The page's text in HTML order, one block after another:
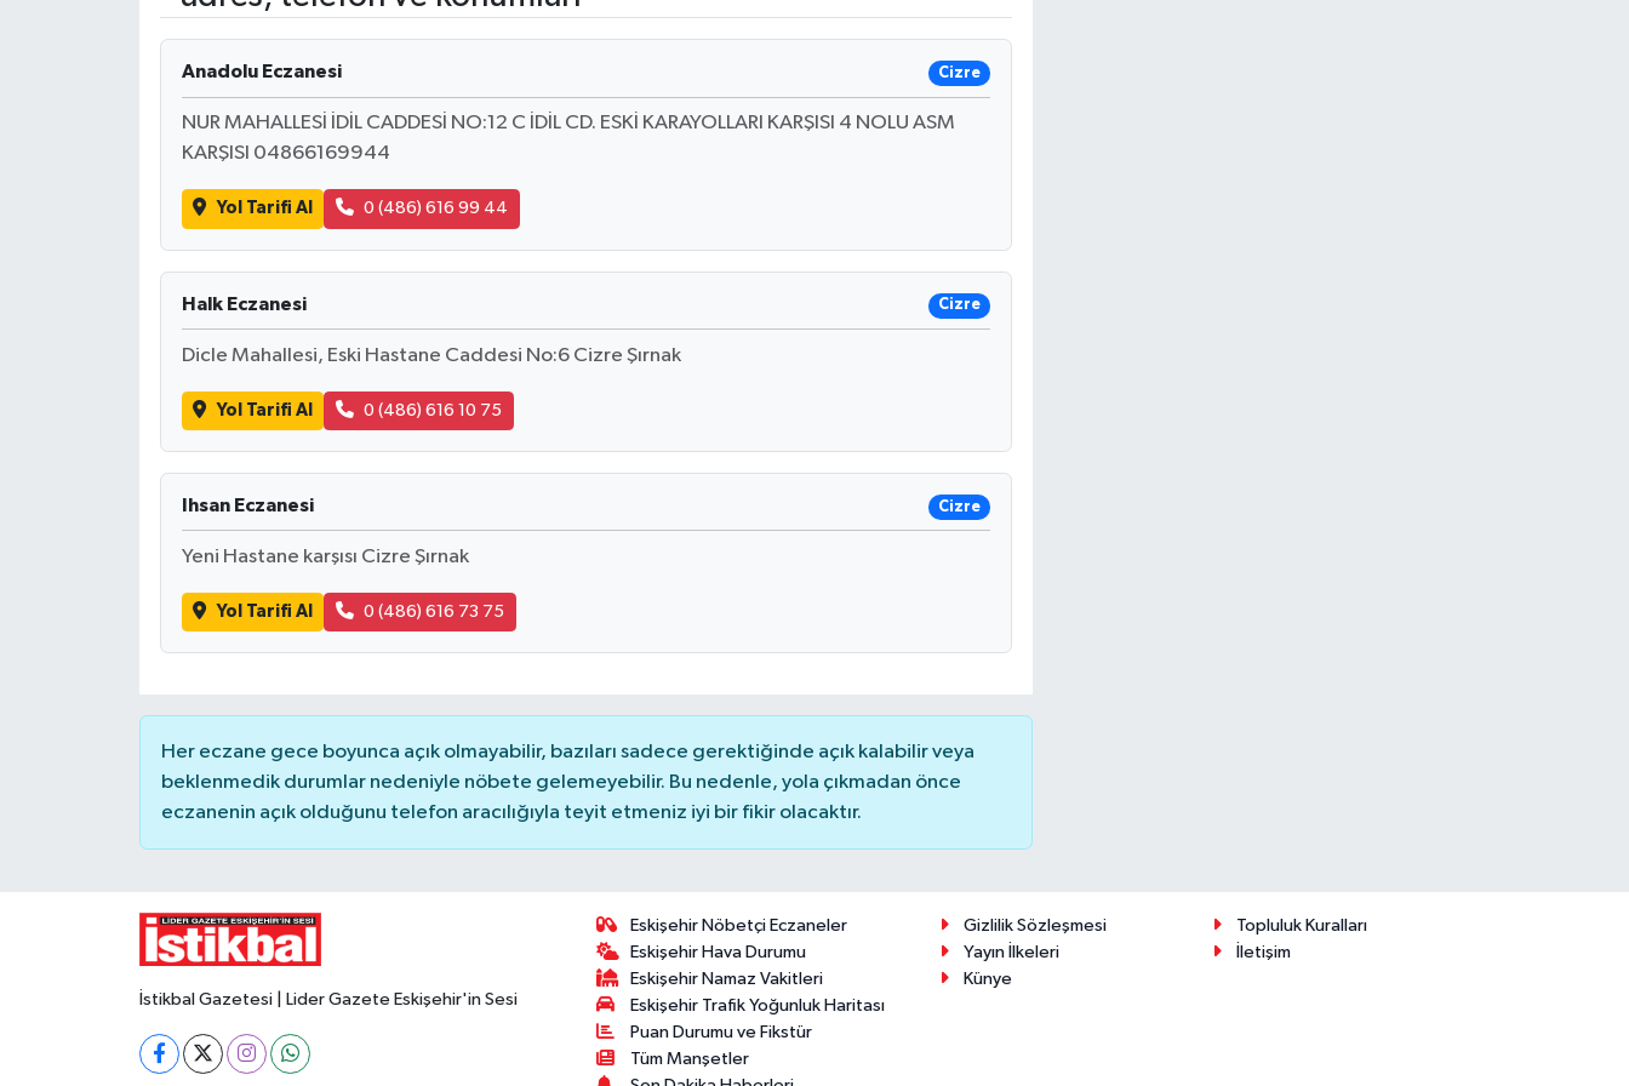
Anadolu Eczanesi Cizre
NUR MAHALLESİ İDİL CADDESİ NO:12 C İDİL CD. ESKİ KARAYOLLARI KARŞISI 4 NOLU ASM
KARŞISI 04866169944
Yol Tarifi Al 0 (486) 616 99 44
Halk Eczanesi Cizre
Dicle Mahallesi, Eski Hastane Caddesi No:6 Cizre Şırnak
Yol Tarifi Al 0 (486) 616 10 75
Ihsan Eczanesi Cizre
Yeni Hastane karşısı Cizre Şırnak
Yol Tarifi Al 0 (486) 616 73 75
Her eczane gece boyunca açık olmayabilir, bazıları sadece gerektiğinde açık kalabilir veya
beklenmedik durumlar nedeniyle nöbete gelemeyebilir. Bu nedenle, yola çıkmadan önce
eczanenin açık olduğunu telefon aracılığıyla teyit etmeniz iyi bir fikir olacaktır.
İstikbal Gazetesi | Lider Gazete Eskişehir'in Sesi
Eskişehir Nöbetçi Eczaneler
Eskişehir Hava Durumu
Eskişehir Namaz Vakitleri
Eskişehir Trafik Yoğunluk Haritası
Puan Durumu ve Fikstür
Tüm Manşetler
Gizlilik Sözleşmesi
Topluluk Kuralları
Yayın İlkeleri
İletişim
Künye
Resmi ilanlar